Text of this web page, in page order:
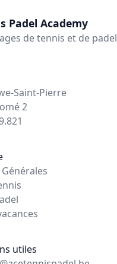
Padel Academy
de tennis et de padel
Saint-Pierre
2
utiles